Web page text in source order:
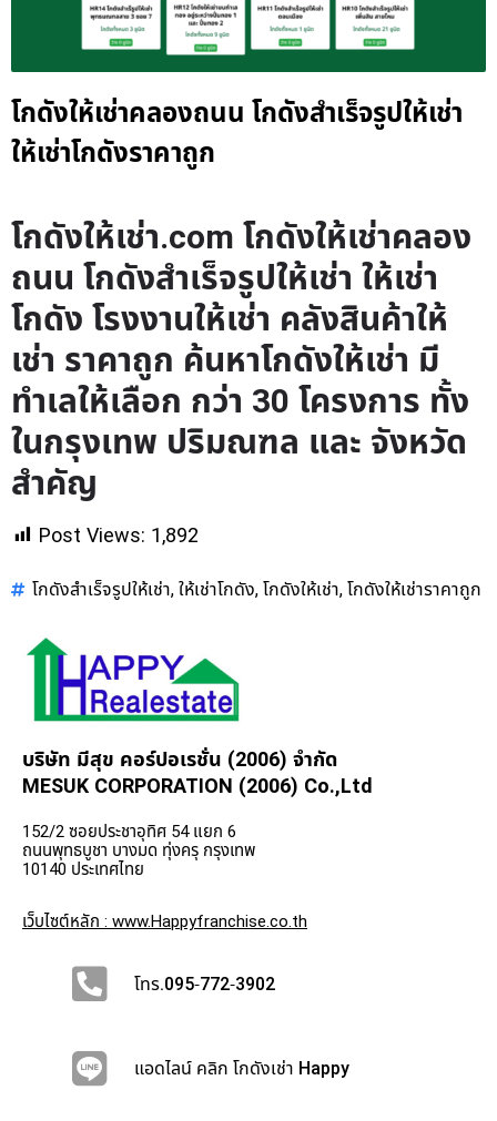
โกดังให้เช่าคลองถนน โกดังสำเร็จรูปให้เช่า
ให้เช่าโกดังราคาถูก
โกดังให้เช่า.com โกดังให้เช่าคลอง
ถนน โกดังสำเร็จรูปให้เช่า ให้เช่า
โกดัง โรงงานให้เช่า คลังสินค้าให้
เช่า ราคาถูก ค้นหาโกดังให้เช่า มี
ทำเลให้เลือก กว่า 30 โครงการ ทั้ง
ในกรุงเทพ ปริมณฑล และ จังหวัด
สำคัญ
Post Views: 1,892
โกดังสำเร็จรูปให้เช่า, ให้เช่าโกดัง, โกดังให้เช่า, โกดังให้เช่าราคาถูก
บริษัท มีสุข คอร์ปอเรชั่น (2006) จำกัด
MESUK CORPORATION (2006) Co.,Ltd
152/2 ซอยประชาอุทิศ 54 แยก 6
ถนนพุทธบูชา บางมด ทุ่งครุ กรุงเทพ
10140 ประเทศไทย
เว็บไซต์หลัก : www.Happyfranchise.co.th
โทร.095-772-3902
แอดไลน์ คลิก โกดังเช่า Happy